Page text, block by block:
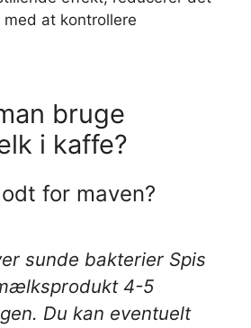
at kontrollere
bruge
i kaffe?
for maven?
sunde bakterier Spis
4-5
Du kan eventuelt